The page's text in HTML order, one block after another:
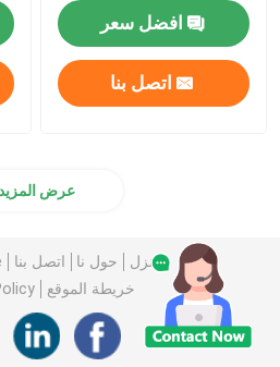
افضل سعر
اتصل بنا
عرض
منزل حول نا اتصل بنا
خريطة الموقع